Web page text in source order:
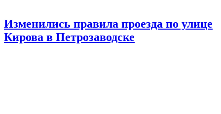
Изменились правила проезда по улице
Кирова в Петрозаводске